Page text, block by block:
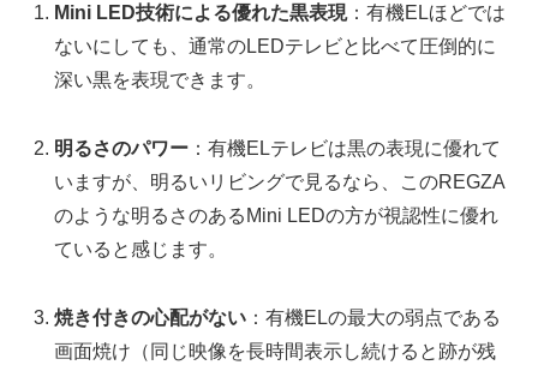
Mini LED技術による優れた黒表現：有機ELほどでは
ないにしても、通常のLEDテレビと比べて圧倒的に
深い黒を表現できます。
明るさのパワー ：有機ELテレビは黒の表現に優れて
いますが、明るいリビングで見るなら、このREGZA
のような明るさのあるMini LEDの方が視認性に優れ
ていると感じます。
焼き付きの心配がない ：有機ELの最大の弱点である
画面焼け（同じ映像を長時間表示し続けると跡が残